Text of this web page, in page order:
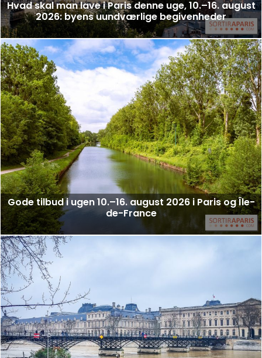
Hvad skal man lave i Paris denne uge, 10.–16. august
2026: byens uundværlige begivenheder
Gode tilbud i ugen 10.–16. august 2026 i Paris og Île-
de-France